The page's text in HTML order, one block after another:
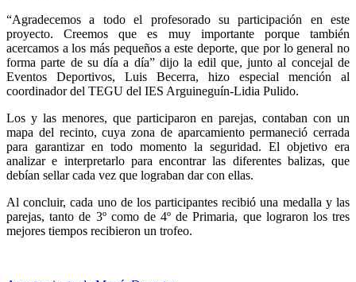
“Agradecemos a todo el profesorado su participación en este
proyecto. Creemos que es muy importante porque también
acercamos a los más pequeños a este deporte, que por lo general no
forma parte de su día a día” dijo la edil que, junto al concejal de
Eventos Deportivos, Luis Becerra, hizo especial mención al
coordinador del TEGU del IES Arguineguín-Lidia Pulido.
Los y las menores, que participaron en parejas, contaban con un
mapa del recinto, cuya zona de aparcamiento permaneció cerrada
para garantizar en todo momento la seguridad. El objetivo era
analizar e interpretarlo para encontrar las diferentes balizas, que
debían sellar cada vez que lograban dar con ellas.
Al concluir, cada uno de los participantes recibió una medalla y las
parejas, tanto de 3º como de 4º de Primaria, que lograron los tres
mejores tiempos recibieron un trofeo.